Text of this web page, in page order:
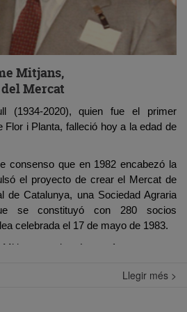
la campaña que se difundirá a partir
Mitjans,
Mercat
(1934-2020), quien fue el primer
Flor i Planta, falleció hoy a la edad de
consenso que en 1982 encabezó la
el proyecto de crear el Mercat de
de Catalunya, una Sociedad Agraria
se constituyó con 280 socios
celebrada el 17 de mayo de 1983.
socio número 1, y ya como
Mercat, un edificio de 5.000 m2 de
Llegir més >